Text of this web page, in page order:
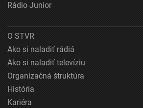
Rádio Junior
O STVR
Ako si naladiť rádiá
Ako si naladiť televíziu
Organizačná štruktúra
História
Kariéra